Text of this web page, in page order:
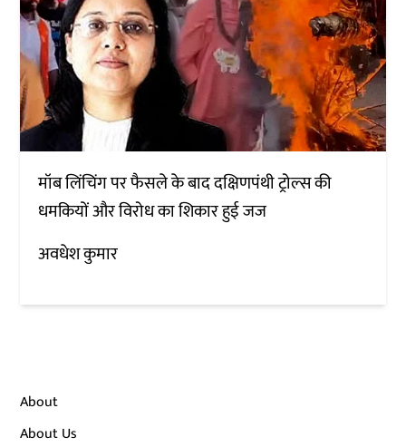
मॉब लिंचिंग पर फैसले के बाद दक्षिणपंथी ट्रोल्स की
धमकियों और विरोध का शिकार हुई जज
अवधेश कुमार
About
About Us